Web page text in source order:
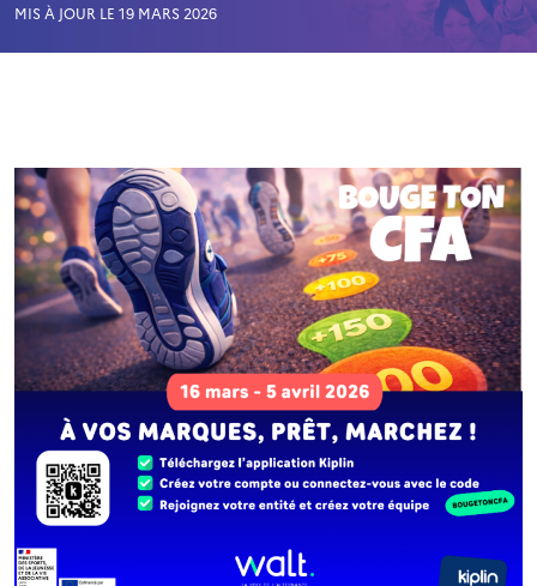
MIS À JOUR LE 19 MARS 2026